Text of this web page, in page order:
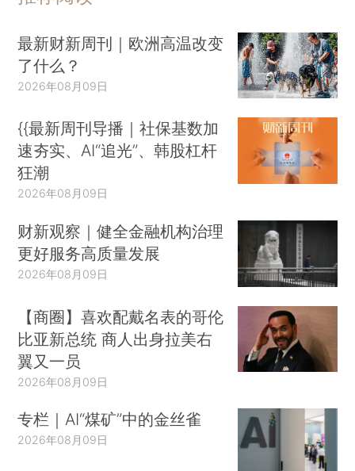
最新财新周刊｜欧洲高温改变
了什么？
2026年08月09日
{{最新周刊导播｜社保基数加
速夯实、AI“追光”、韩股杠杆
狂潮
2026年08月09日
财新观察｜健全金融机构治理
更好服务高质量发展
2026年08月09日
【商圈】喜欢配戴名表的哥伦
比亚新总统 商人出身拉美右
翼又一员
2026年08月09日
专栏｜AI“煤矿”中的金丝雀
2026年08月09日